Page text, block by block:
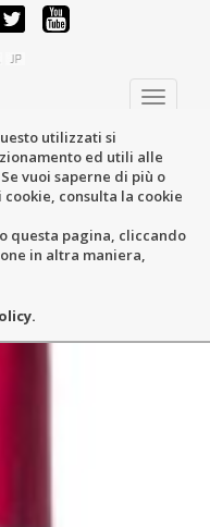
utilizzati si
ed utili alle
vuoi saperne di più o
consulta la cookie
questa pagina, cliccando
in altra maniera,
Toggle